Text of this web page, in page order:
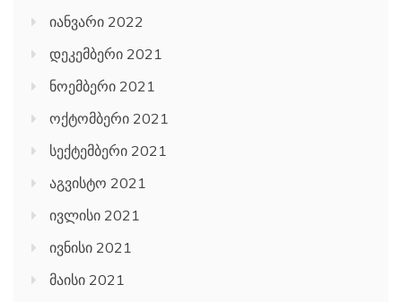
იანვარი 2022
დეკემბერი 2021
ნოემბერი 2021
ოქტომბერი 2021
სექტემბერი 2021
აგვისტო 2021
ივლისი 2021
ივნისი 2021
მაისი 2021